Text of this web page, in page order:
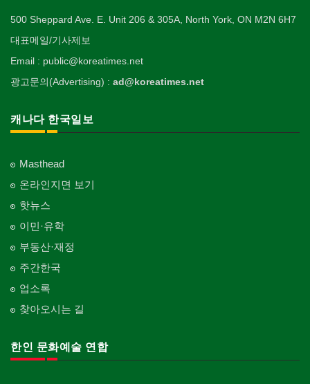
500 Sheppard Ave. E. Unit 206 & 305A, North York, ON M2N 6H7
대표메일/기사제보
Email : public@koreatimes.net
광고문의(Advertising) : ad@koreatimes.net
캐나다 한국일보
Masthead
온라인지면 보기
핫뉴스
이민·유학
부동산·재정
주간한국
업소록
찾아오시는 길
한인 문화예술 연합